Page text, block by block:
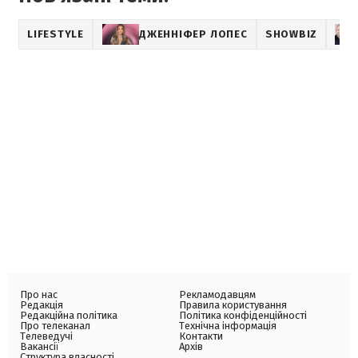
LIFESTYLE ДЖЕННІФЕР ЛОПЕС SHOWBIZ
Про нас
Редакція
Редакційна політика
Про телеканал
Телеведучі
Вакансії
Рекламодавцям
Правила користування
Політика конфіденційності
Технічна інформація
Контакти
Архів